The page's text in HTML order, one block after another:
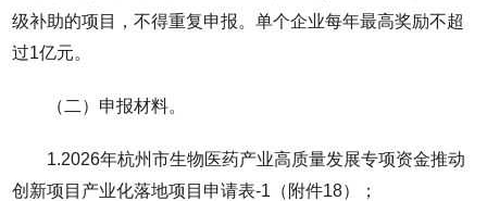
级补助的项目，不得重复申报。单个企业每年最高奖励不超
过1亿元。
（二）申报材料。
1.2026年杭州市生物医药产业高质量发展专项资金推动
创新项目产业化落地项目申请表-1（附件18）；